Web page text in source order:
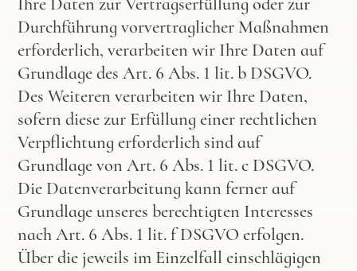
Durchführung vorvertraglicher Maßnahmen
erforderlich, verarbeiten wir Ihre Daten auf
Grundlage des Art. 6 Abs. 1 lit. b DSGVO.
Des Weiteren verarbeiten wir Ihre Daten,
sofern diese zur Erfüllung einer rechtlichen
Verpflichtung erforderlich sind auf
Grundlage von Art. 6 Abs. 1 lit. c DSGVO.
Die Datenverarbeitung kann ferner auf
Grundlage unseres berechtigten Interesses
nach Art. 6 Abs. 1 lit. f DSGVO erfolgen.
Über die jeweils im Einzelfall einschlägigen